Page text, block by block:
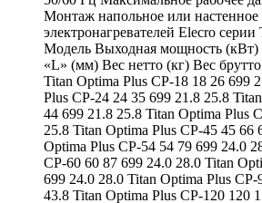
Монтаж напольное или
электронагревателей Elecro
Модель Выходная мощность (кВт)
«L» (мм) Вес нетто (кг) Вес
Titan Optima Plus СP-18 18 26 699
Plus СP-24 24 35 699 21.8 25.8
44 699 21.8 25.8 Titan Optima Plus
25.8 Titan Optima Plus СP-45 45 66
Optima Plus СP-54 54 79 699 24.0
СP-60 60 87 699 24.0 28.0 Titan
699 24.0 28.0 Titan Optima Plus СP-
43.8 Titan Optima Plus СP-120 120